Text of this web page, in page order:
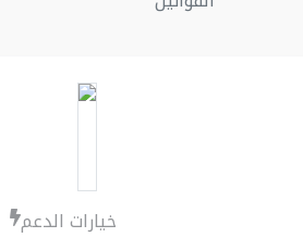
خيارات الدعم